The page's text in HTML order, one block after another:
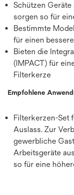
Schützen
sorgen so für
Bestimmte
für einen
Bieten die
(IMPACT) für
Filterkerze
Empfohlene
Filterkerzen-Set
Auslass. Zur
gewerbliche
Arbeitsgeräte
so für eine